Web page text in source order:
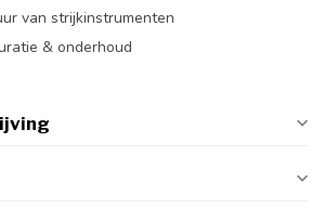
van strijkinstrumenten
& onderhoud